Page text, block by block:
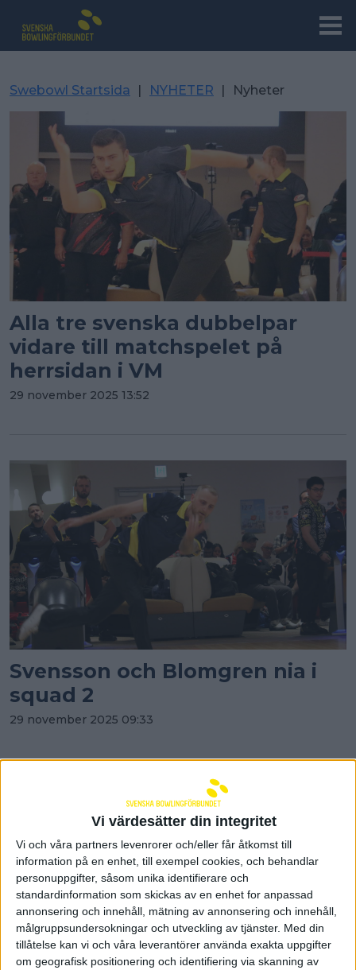
Vi värdesätter din integritet
Vi och våra partners levenrorer och/eller får åtkomst till
information på en enhet, till exempel cookies, och behandlar
personuppgifter, såsom unika identifierare och
standardinformation som skickas av en enhet for anpassad
annonsering och innehåll, mätning av annonsering och innehåll,
målgruppsundersokningar och utveckling av tjänster. Med din
tillåtelse kan vi och våra leverantörer använda exakta uppgifter
om geografisk positionering och identifiering via skanning av
Swebowl Startsida | NYHETER | Nyheter
Alla tre svenska dubbelpar
vidare till matchspelet på
herrsidan i VM
29 november 2025 13:52
Svensson och Blomgren nia i
squad 2
29 november 2025 09:33